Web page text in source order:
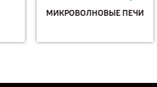
МИКРОВОЛНОВЫЕ ПЕЧИ